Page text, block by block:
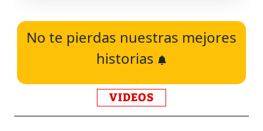
No te pierdas nuestras mejores
historias
VIDEOS